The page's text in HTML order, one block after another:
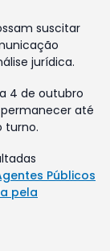
suscitar
jurídica.
4 de outubro
até
turno.
Públicos
pela